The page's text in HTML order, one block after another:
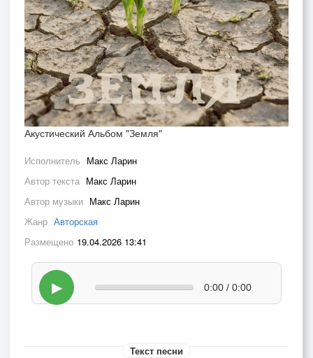
Акустический Альбом "Земля"
Исполнитель Макс Ларин
Автор текста Макс Ларин
Автор музыки Макс Ларин
Жанр Авторская
Размещено 19.04.2026 13:41
▶ 0:00 / 0:00
Текст песни